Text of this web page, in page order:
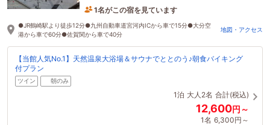
1名がこの宿を見ています
14時間前に予約されました
●JR鶴崎駅より徒歩12分●九州自動車道宮河内ICから車で15分●大分空
港から車で60分●佐賀関から車で40分
地図・アクセス
【当館人気No.1】天然温泉大浴場＆サウナでととのう♪朝食バイキング
付プラン
ツイン 朝のみ
1泊 大人2名 合計(税込)
12,600円～
1名 6,300円～